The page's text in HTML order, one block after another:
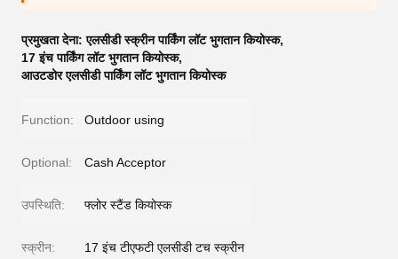
प्रमुखता देना:एलसीडी स्क्रीन पार्किंग लॉट भुगतान कियोस्क,
17 इंच पार्किंग लॉट भुगतान कियोस्क,
आउटडोर एलसीडी पार्किंग लॉट भुगतान कियोस्क
Function: Outdoor using
Optional: Cash Acceptor
उपस्थिति: फ्लोर स्टैंड कियोस्क
स्क्रीन: 17 इंच टीएफटी एलसीडी टच स्क्रीन